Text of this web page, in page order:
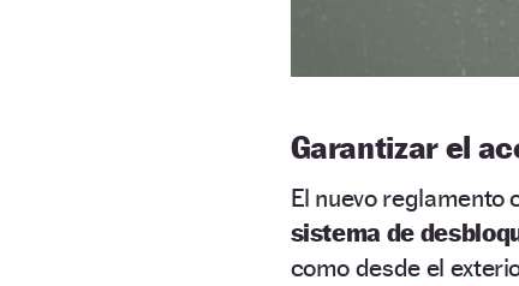
Garantizar el
El nuevo reglamento
sistema de
como desde el